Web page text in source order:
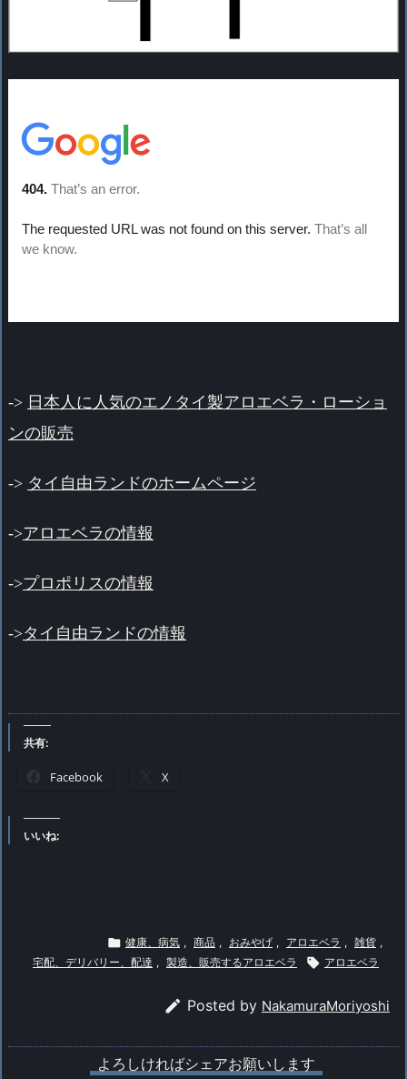
-> 日本人に人気のエノタイ製アロエベラ・ローショ
ンの販売
-> タイ自由ランドのホームページ
->アロエベラの情報
->プロポリスの情報
->タイ自由ランドの情報
共有:
Facebook X
いいね:
 健康、病気 , 商品 , おみやげ , アロエベラ , 雑貨 ,
宅配、デリバリー、配達 , 製造、販売するアロエベラ  アロエベラ
 Posted by NakamuraMoriyoshi
よろしければシェアお願いします